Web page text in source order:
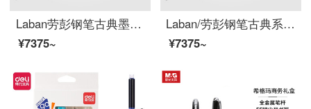
Laban劳彭钢笔古典墨水笔经典复古做旧铱金笔男士高档商务办公成人练字刚笔女生专用文艺送礼礼品笔 条纹金 F尖 0.5mm 明尖
¥7375~
Laban/劳彭钢笔古典系列墨水笔男士高档商务办公礼物套装礼盒女生专用练字文艺精致复古定制送礼刻字 条纹玫瑰金 EF尖 0.35mm 明尖
¥7375~